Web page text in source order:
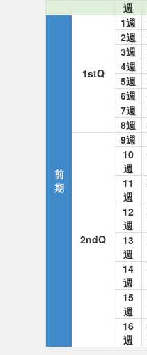
週
前
期
1stQ
1週
2週
3週
4週
5週
6週
7週
8週
2ndQ
9週
10
週
11
週
12
週
13
週
14
週
15
週
16
週